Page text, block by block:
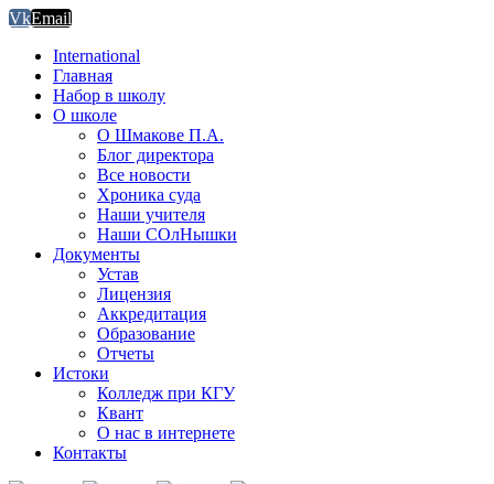
VkEmail
International
Главная
Набор в школу
О школе
О Шмакове П.А.
Блог директора
Все новости
Хроника суда
Наши учителя
Наши СОлНышки
Документы
Устав
Лицензия
Аккредитация
Образование
Отчеты
Истоки
Колледж при КГУ
Квант
О нас в интернете
Контакты